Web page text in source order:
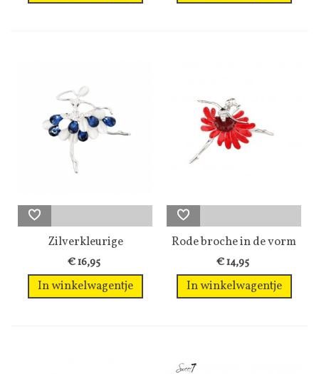
Zilverkleurige
pinbroche met...
€ 16,95
In winkelwagentje
Rode broche in de vorm
van een...
€ 14,95
In winkelwagentje